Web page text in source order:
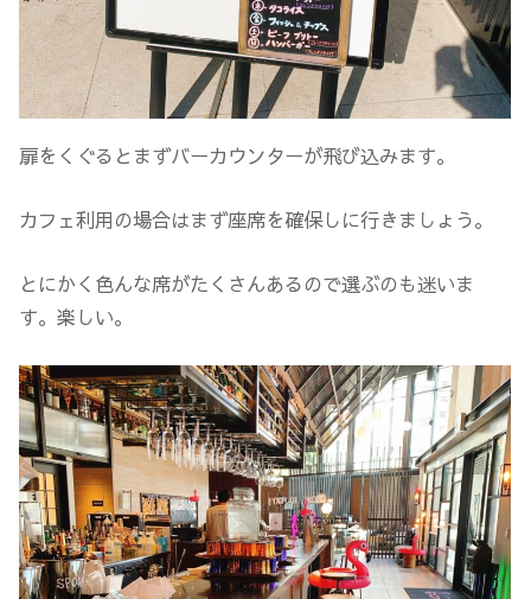
扉をくぐるとまずバーカウンターが飛び込みます。
カフェ利用の場合はまず座席を確保しに行きましょう。
とにかく色んな席がたくさんあるので選ぶのも迷いま
す。楽しい。